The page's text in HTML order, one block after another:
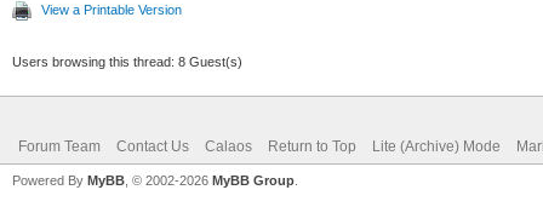
View a Printable Version
Users browsing this thread: 8 Guest(s)
Forum Team Contact Us Calaos Return to Top Lite (Archive) Mode
Powered By MyBB , © 2002-2026 MyBB Group